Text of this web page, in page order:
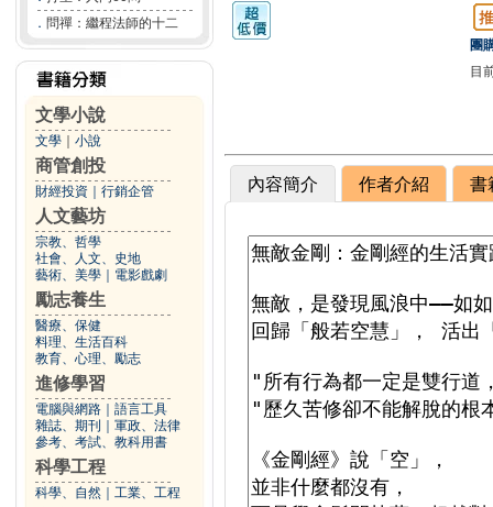
． 問禪：繼程法師的十二
文學小說
文學 小說
商管創投
財經投資 行銷企管
人文藝坊
宗教、哲學
社會、人文、史地
藝術、美學
電影戲劇
勵志養生
醫療、保健
料理、生活百科
教育、心理、勵志
進修學習
電腦與網路
語言工具
雜誌、期刊
軍政、法律
參考、考試、教科用書
科學工程
科學、自然 工業、工程
團
目
內容簡介 作者介紹 書